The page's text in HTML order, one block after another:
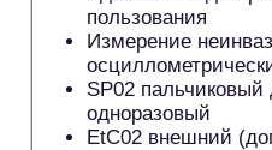
пользования
Измерение
SР02 пальчиковый
одноразовый
ЕtС02 внешний